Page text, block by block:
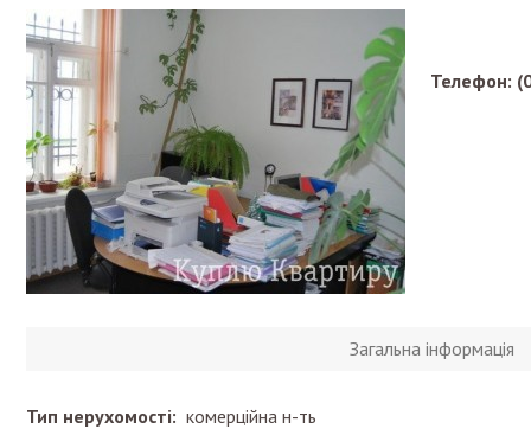
Телефон:
Загальна інформація
Тип нерухомості: комерційна н-ть